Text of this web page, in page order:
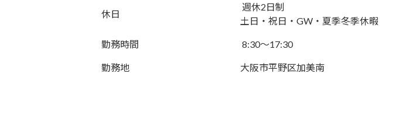
休日
週休2日制
土日・祝日・GW・夏季冬季休暇
勤務時間 8:30～17:30
勤務地 大阪市平野区加美南